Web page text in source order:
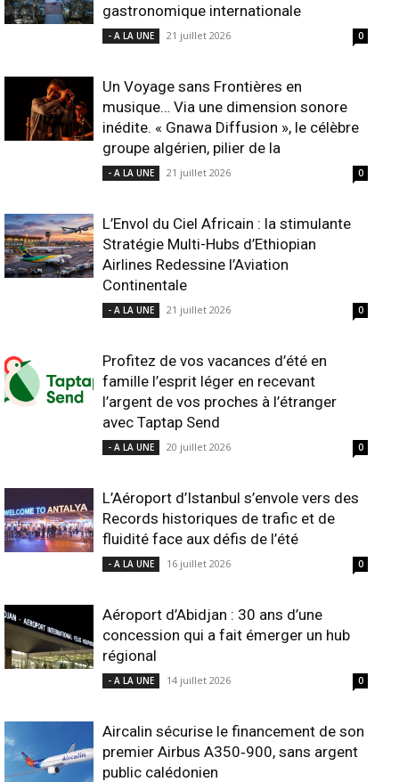
gastronomique internationale
- A LA UNE 21 juillet 2026 0
Un Voyage sans Frontières en
musique… Via une dimension sonore
inédite. « Gnawa Diffusion », le célèbre
groupe algérien, pilier de la
- A LA UNE 21 juillet 2026 0
L’Envol du Ciel Africain : la stimulante
Stratégie Multi-Hubs d’Ethiopian
Airlines Redessine l’Aviation
Continentale
- A LA UNE 21 juillet 2026 0
Profitez de vos vacances d’été en
famille l’esprit léger en recevant
l’argent de vos proches à l’étranger
avec Taptap Send
- A LA UNE 20 juillet 2026 0
L’Aéroport d’Istanbul s’envole vers des
Records historiques de trafic et de
fluidité face aux défis de l’été
- A LA UNE 16 juillet 2026 0
Aéroport d’Abidjan : 30 ans d’une
concession qui a fait émerger un hub
régional
- A LA UNE 14 juillet 2026 0
Aircalin sécurise le financement de son
premier Airbus A350‑900, sans argent
public calédonien